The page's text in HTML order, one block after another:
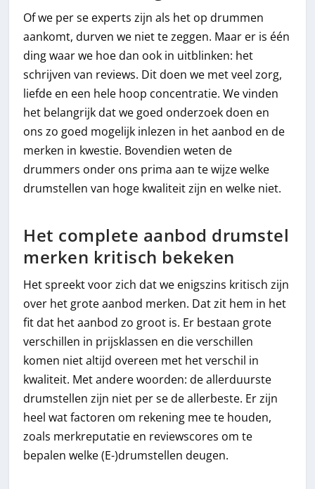
Of we per se experts zijn als het op drummen
aankomt, durven we niet te zeggen. Maar er is één
ding waar we hoe dan ook in uitblinken: het
schrijven van reviews. Dit doen we met veel zorg,
liefde en een hele hoop concentratie. We vinden
het belangrijk dat we goed onderzoek doen en
ons zo goed mogelijk inlezen in het aanbod en de
merken in kwestie. Bovendien weten de
drummers onder ons prima aan te wijze welke
drumstellen van hoge kwaliteit zijn en welke niet.
Het complete aanbod drumstel
merken kritisch bekeken
Het spreekt voor zich dat we enigszins kritisch zijn
over het grote aanbod merken. Dat zit hem in het
fit dat het aanbod zo groot is. Er bestaan grote
verschillen in prijsklassen en die verschillen
komen niet altijd overeen met het verschil in
kwaliteit. Met andere woorden: de allerduurste
drumstellen zijn niet per se de allerbeste. Er zijn
heel wat factoren om rekening mee te houden,
zoals merkreputatie en reviewscores om te
bepalen welke (E-)drumstellen deugen.